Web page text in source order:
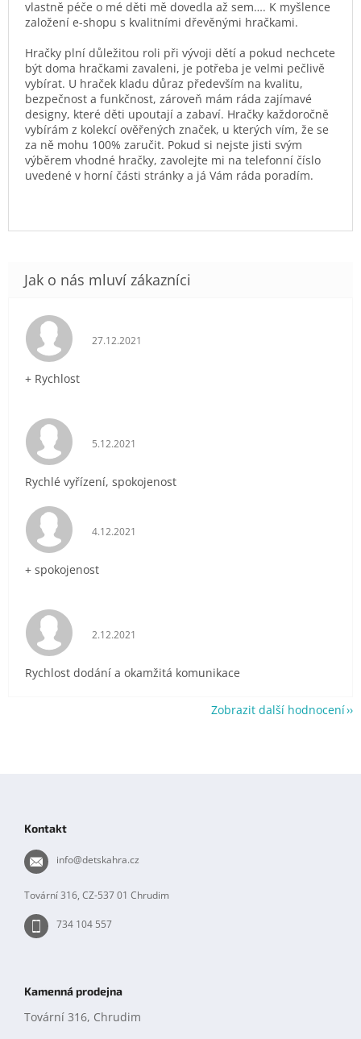
vlastně péče o mé děti mě dovedla až sem…. K myšlence
založení e-shopu s kvalitními dřevěnými hračkami.
Hračky plní důležitou roli při vývoji dětí a pokud nechcete
být doma hračkami zavaleni, je potřeba je velmi pečlivě
vybírat. U hraček kladu důraz především na kvalitu,
bezpečnost a funkčnost, zároveň mám ráda zajímavé
designy, které děti upoutají a zabaví. Hračky každoročně
vybírám z kolekcí ověřených značek, u kterých vím, že se
za ně mohu 100% zaručit. Pokud si nejste jisti svým
výběrem vhodné hračky, zavolejte mi na telefonní číslo
uvedené v horní části stránky a já Vám ráda poradím.
Hodnocení obchodu je 5 z 5 hvězdiček.
27.12.2021
+ Rychlost
Hodnocení obchodu je 5 z 5 hvězdiček.
5.12.2021
Rychlé vyřízení, spokojenost
Hodnocení obchodu je 5 z 5 hvězdiček.
4.12.2021
+ spokojenost
Hodnocení obchodu je 5 z 5 hvězdiček.
2.12.2021
Rychlost dodání a okamžitá komunikace
Zobrazit další hodnocení
Kontakt
info@detskahra.cz
Tovární 316, CZ-537 01 Chrudim
734 104 557
Kamenná prodejna
Tovární 316, Chrudim